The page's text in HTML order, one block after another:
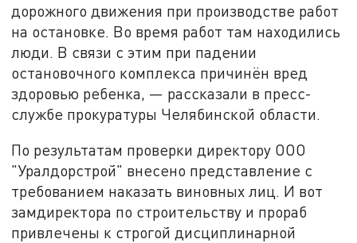
дорожного движения при производстве работ
на остановке. Во время работ там находились
люди. В связи с этим при падении
остановочного комплекса причинён вред
здоровью ребенка, — рассказали в пресс-
службе прокуратуры Челябинской области.
По результатам проверки директору ООО
"Уралдорстрой" внесено представление с
требованием наказать виновных лиц. И вот
замдиректора по строительству и прораб
привлечены к строгой дисциплинарной